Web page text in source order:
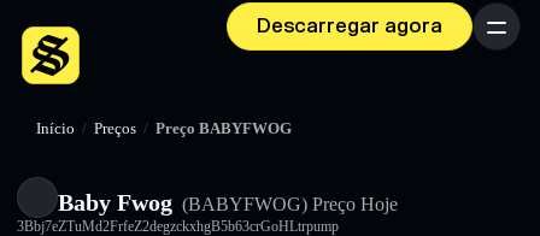
Descarregar agora Menu
Início / Preços / Preço BABYFWOG
Baby Fwog (BABYFWOG) Preço Hoje
3Bbj7eZTuMd2FrfeZ2degzckxhgB5b63crGoHLtrpump